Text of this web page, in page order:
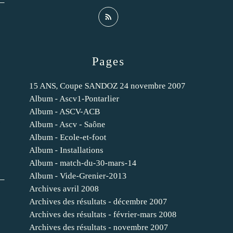
Pages
15 ANS, Coupe SANDOZ 24 novembre 2007
Album - Ascv1-Pontarlier
Album - ASCV-ACB
Album - Ascv - Saône
Album - Ecole-et-foot
Album - Installations
Album - match-du-30-mars-14
Album - Vide-Grenier-2013
Archives avril 2008
Archives des résultats - décembre 2007
Archives des résultats - février-mars 2008
Archives des résultats - novembre 2007